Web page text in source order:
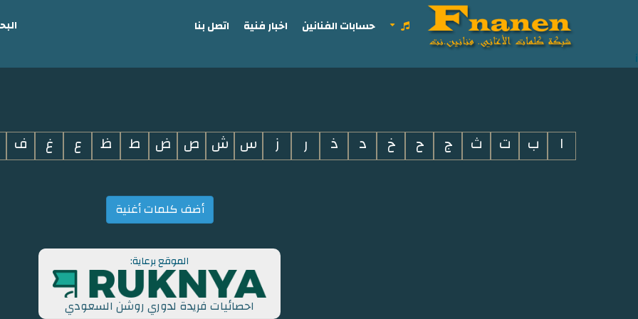
i
حسابات الفنانين اخبار فنية اتصل بنا
ا ب ت ث ج ح خ د ذ ر ز س ش ص ض ط ظ ع غ ف
أضف كلمات أغنية
الموقع برعاية:
احصائيات فريدة لدوري روشن السعودي